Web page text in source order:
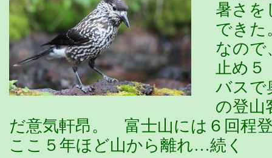
暑さを
でき
なので
止め
バス
の登山
だ意気軒昂。 富士山には６回程
ここ５年ほど山から離れ…続く